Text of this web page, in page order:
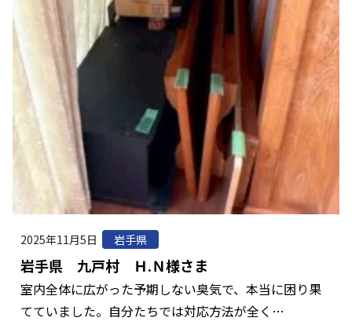
2025年11月5日 岩手県
岩手県 九戸村 Ｈ.Ｎ様さま
室内全体に広がった予期しない臭気で、本当に困り果
てていました。自分たちでは対応方法が全く…